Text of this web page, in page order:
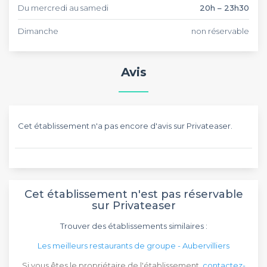
Du mercredi au samedi 20h – 23h30
Dimanche non réservable
Avis
Cet établissement n'a pas encore d'avis sur Privateaser.
Cet établissement n'est pas réservable
sur Privateaser
Trouver des établissements similaires :
Les meilleurs restaurants de groupe - Aubervilliers